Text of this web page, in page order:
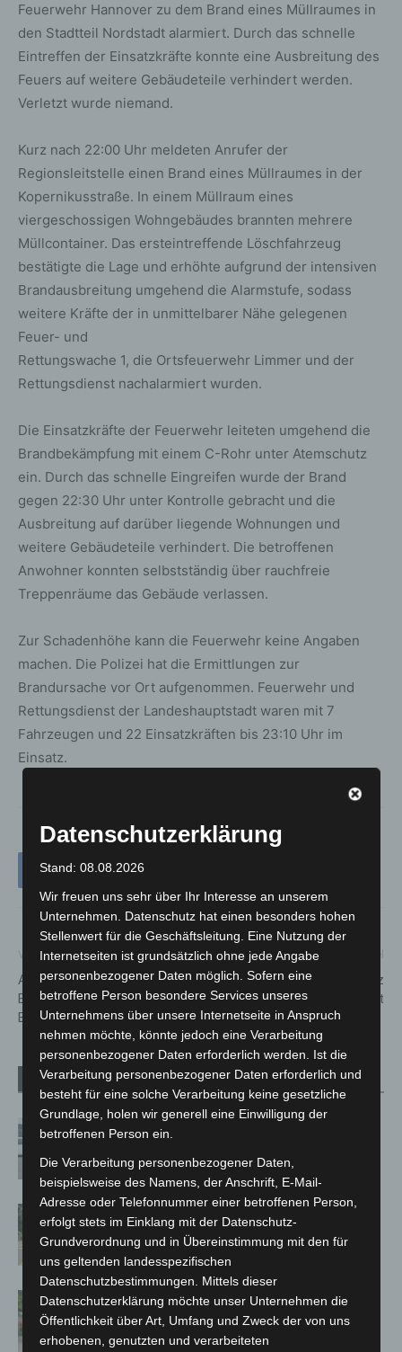
Feuerwehr Hannover zu dem Brand eines Müllraumes in
den Stadtteil Nordstadt alarmiert. Durch das schnelle
Eintreffen der Einsatzkräfte konnte eine Ausbreitung des
Feuers auf weitere Gebäudeteile verhindert werden.
Verletzt wurde niemand.
Kurz nach 22:00 Uhr meldeten Anrufer der
Regionsleitstelle einen Brand eines Müllraumes in der
Kopernikusstraße. In einem Müllraum eines
viergeschossigen Wohngebäudes brannten mehrere
Müllcontainer. Das ersteintreffende Löschfahrzeug
bestätigte die Lage und erhöhte aufgrund der intensiven
Brandausbreitung umgehend die Alarmstufe, sodass
weitere Kräfte der in unmittelbarer Nähe gelegenen
Feuer- und
Rettungswache 1, die Ortsfeuerwehr Limmer und der
Rettungsdienst nachalarmiert wurden.
Die Einsatzkräfte der Feuerwehr leiteten umgehend die
Brandbekämpfung mit einem C-Rohr unter Atemschutz
ein. Durch das schnelle Eingreifen wurde der Brand
gegen 22:30 Uhr unter Kontrolle gebracht und die
Ausbreitung auf darüber liegende Wohnungen und
weitere Gebäudeteile verhindert. Die betroffenen
Anwohner konnten selbstständig über rauchfreie
Treppenräume das Gebäude verlassen.
Zur Schadenhöhe kann die Feuerwehr keine Angaben
machen. Die Polizei hat die Ermittlungen zur
Brandursache vor Ort aufgenommen. Feuerwehr und
Rettungsdienst der Landeshauptstadt waren mit 7
Fahrzeugen und 22 Einsatzkräften bis 23:10 Uhr im
Einsatz.
Vorheriger Artikel
Abschlussmeldung der
Bundespolizei zum Derby-
Einsatz in Braunschweig
Nächster Artikel
aha wird vom 22. bis 23. März
bestreikt
Verwandte Artikel Mehr vom Autor
Niedersachsen: Feuerwehrkräfte
Spanien zurück
Brand im „Haus der Begegnung“ in
Neuwarmbüchen schnell eingedämmt
Region Hannover: 21 neue
Notfallsanitäter starten beim Roten
Kreuz
Datenschutzerklärung
Stand: 08.08.2026
Wir freuen uns sehr über Ihr Interesse an unserem
Unternehmen. Datenschutz hat einen besonders hohen
Stellenwert für die Geschäftsleitung. Eine Nutzung der
Internetseiten ist grundsätzlich ohne jede Angabe
personenbezogener Daten möglich. Sofern eine
betroffene Person besondere Services unseres
Unternehmens über unsere Internetseite in Anspruch
nehmen möchte, könnte jedoch eine Verarbeitung
personenbezogener Daten erforderlich werden. Ist die
Verarbeitung personenbezogener Daten erforderlich und
besteht für eine solche Verarbeitung keine gesetzliche
Grundlage, holen wir generell eine Einwilligung der
betroffenen Person ein.
Die Verarbeitung personenbezogener Daten,
beispielsweise des Namens, der Anschrift, E-Mail-
Adresse oder Telefonnummer einer betroffenen Person,
erfolgt stets im Einklang mit der Datenschutz-
Grundverordnung und in Übereinstimmung mit den für
uns geltenden landesspezifischen
Datenschutzbestimmungen. Mittels dieser
Datenschutzerklärung möchte unser Unternehmen die
Öffentlichkeit über Art, Umfang und Zweck der von uns
erhobenen, genutzten und verarbeiteten